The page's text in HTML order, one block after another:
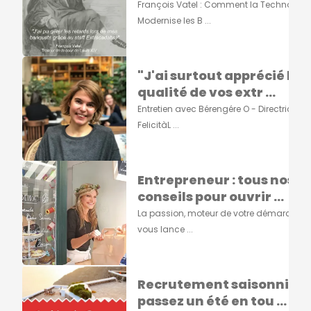
François Vatel : Comment la
Modernise les B ...
"J'ai surtout apprécié la
qualité de vos extr ...
Entretien avec Bérengére O - Directrice
FelicitàL ...
Entrepreneur : tous nos
conseils pour ouvrir ...
La passion, moteur de votre
vous lance ...
Recrutement saisonnier :
passez un été en tou ...